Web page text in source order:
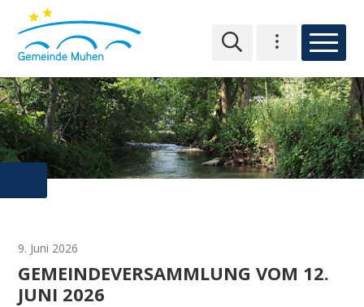
NAVIGIEREN IN MUHEN
Schnellnavigation
Hauptnavigation
GEMEINDEVERSAMMLUNG VOM 12.
JUNI 2026
9. Juni 2026